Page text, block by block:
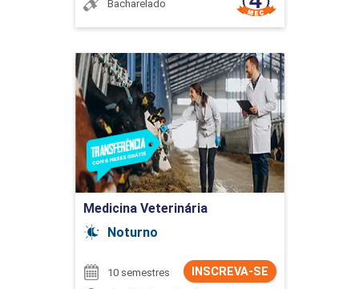
Bacharelado
Medicina Veterinária
Noturno
INSCREVA-SE
10 semestres
Medicina Veterinária
Detalhes do curso
Ir para Inscrição